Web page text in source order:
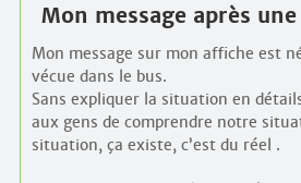
Mon message après
Mon message sur mon affiche est
vécue dans le bus.
Sans expliquer la situation en
aux gens de comprendre notre
situation, ça existe, c’est du réel .